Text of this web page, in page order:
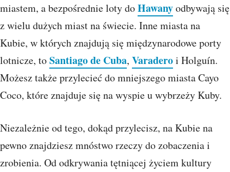
miastem, a bezpośrednie loty doHawanyodbywają się
z wielu dużych miast na świecie. Inne miasta na
Kubie, w których znajdują się międzynarodowe porty
lotnicze, toSantiago de Cuba, Varaderoi Holguín.
Możesz także przylecieć do mniejszego miasta Cayo
Coco, które znajduje się na wyspie u wybrzeży Kuby.
Niezależnie od tego, dokąd przylecisz, na Kubie na
pewno znajdziesz mnóstwo rzeczy do zobaczenia i
zrobienia. Od odkrywania tętniącej życiem kultury